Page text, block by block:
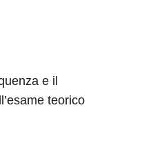
e il
teorico